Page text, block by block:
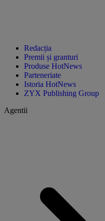
Redacția
Premii și granturi
Produse HotNews
Parteneriate
Istoria HotNews
ZYX Publishing Group
Agentii